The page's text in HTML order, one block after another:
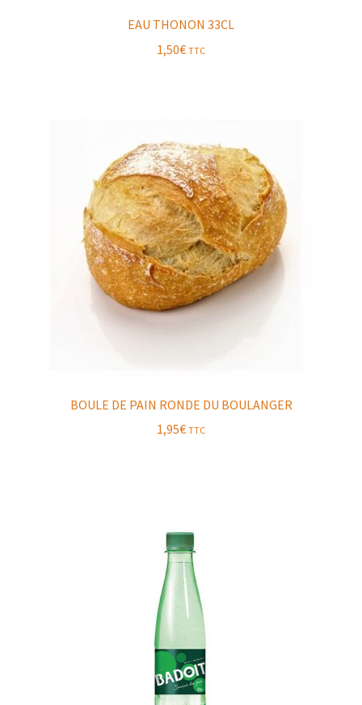
EAU THONON 33CL
1,50€ TTC
BOULE DE PAIN RONDE DU BOULANGER
1,95€ TTC